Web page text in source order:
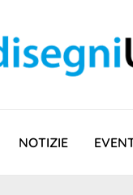
NOTIZIE